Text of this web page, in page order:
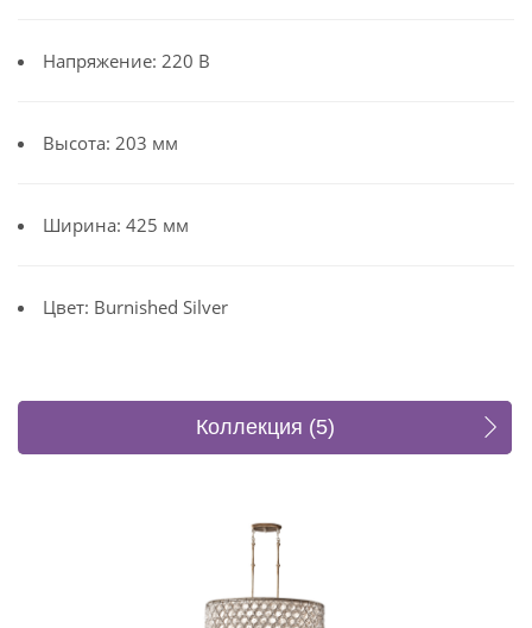
Напряжение: 220 В
Высота: 203 мм
Ширина: 425 мм
Цвет: Burnished Silver
Коллекция (5)
Отзывы